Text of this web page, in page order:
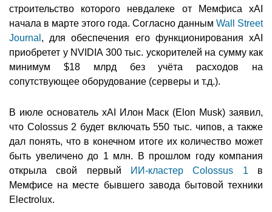
строительство которого невдалеке от Мемфиса xAI
начала в марте этого года. Согласно данным Wall Street
Journal , для обеспечения его функционирования xAI
приобретет у NVIDIA 300 тыс. ускорителей на сумму как
минимум $18 млрд без учёта расходов на
сопутствующее оборудование (серверы и т.д.).
В июле основатель xAI Илон Маск (Elon Musk) заявил,
что Colossus 2 будет включать 550 тыс. чипов, а также
дал понять, что в конечном итоге их количество может
быть увеличено до 1 млн. В прошлом году компания
открыла свой первый
ИИ-кластер Colossus 1 в
Мемфисе на месте бывшего завода бытовой техники
Electrolux.